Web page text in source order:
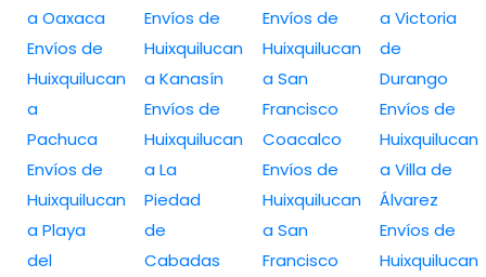
a Oaxaca
Envíos de
Huixquilucan
a
Pachuca
Envíos de
Huixquilucan
a Playa
del
Envíos de
Huixquilucan
a Kanasín
Envíos de
Huixquilucan
a La
Piedad
de
Cabadas
Envíos de
Huixquilucan
a San
Francisco
Coacalco
Envíos de
Huixquilucan
a San
Francisco
a Victoria
de
Durango
Envíos de
Huixquilucan
a Villa de
Álvarez
Envíos de
Huixquilucan